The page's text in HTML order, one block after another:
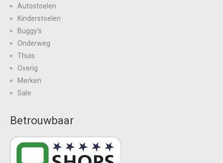
Autostoelen
Kinderstoelen
Buggy's
Onderweg
Thuis
Overig
Merken
Sale
Betrouwbaar